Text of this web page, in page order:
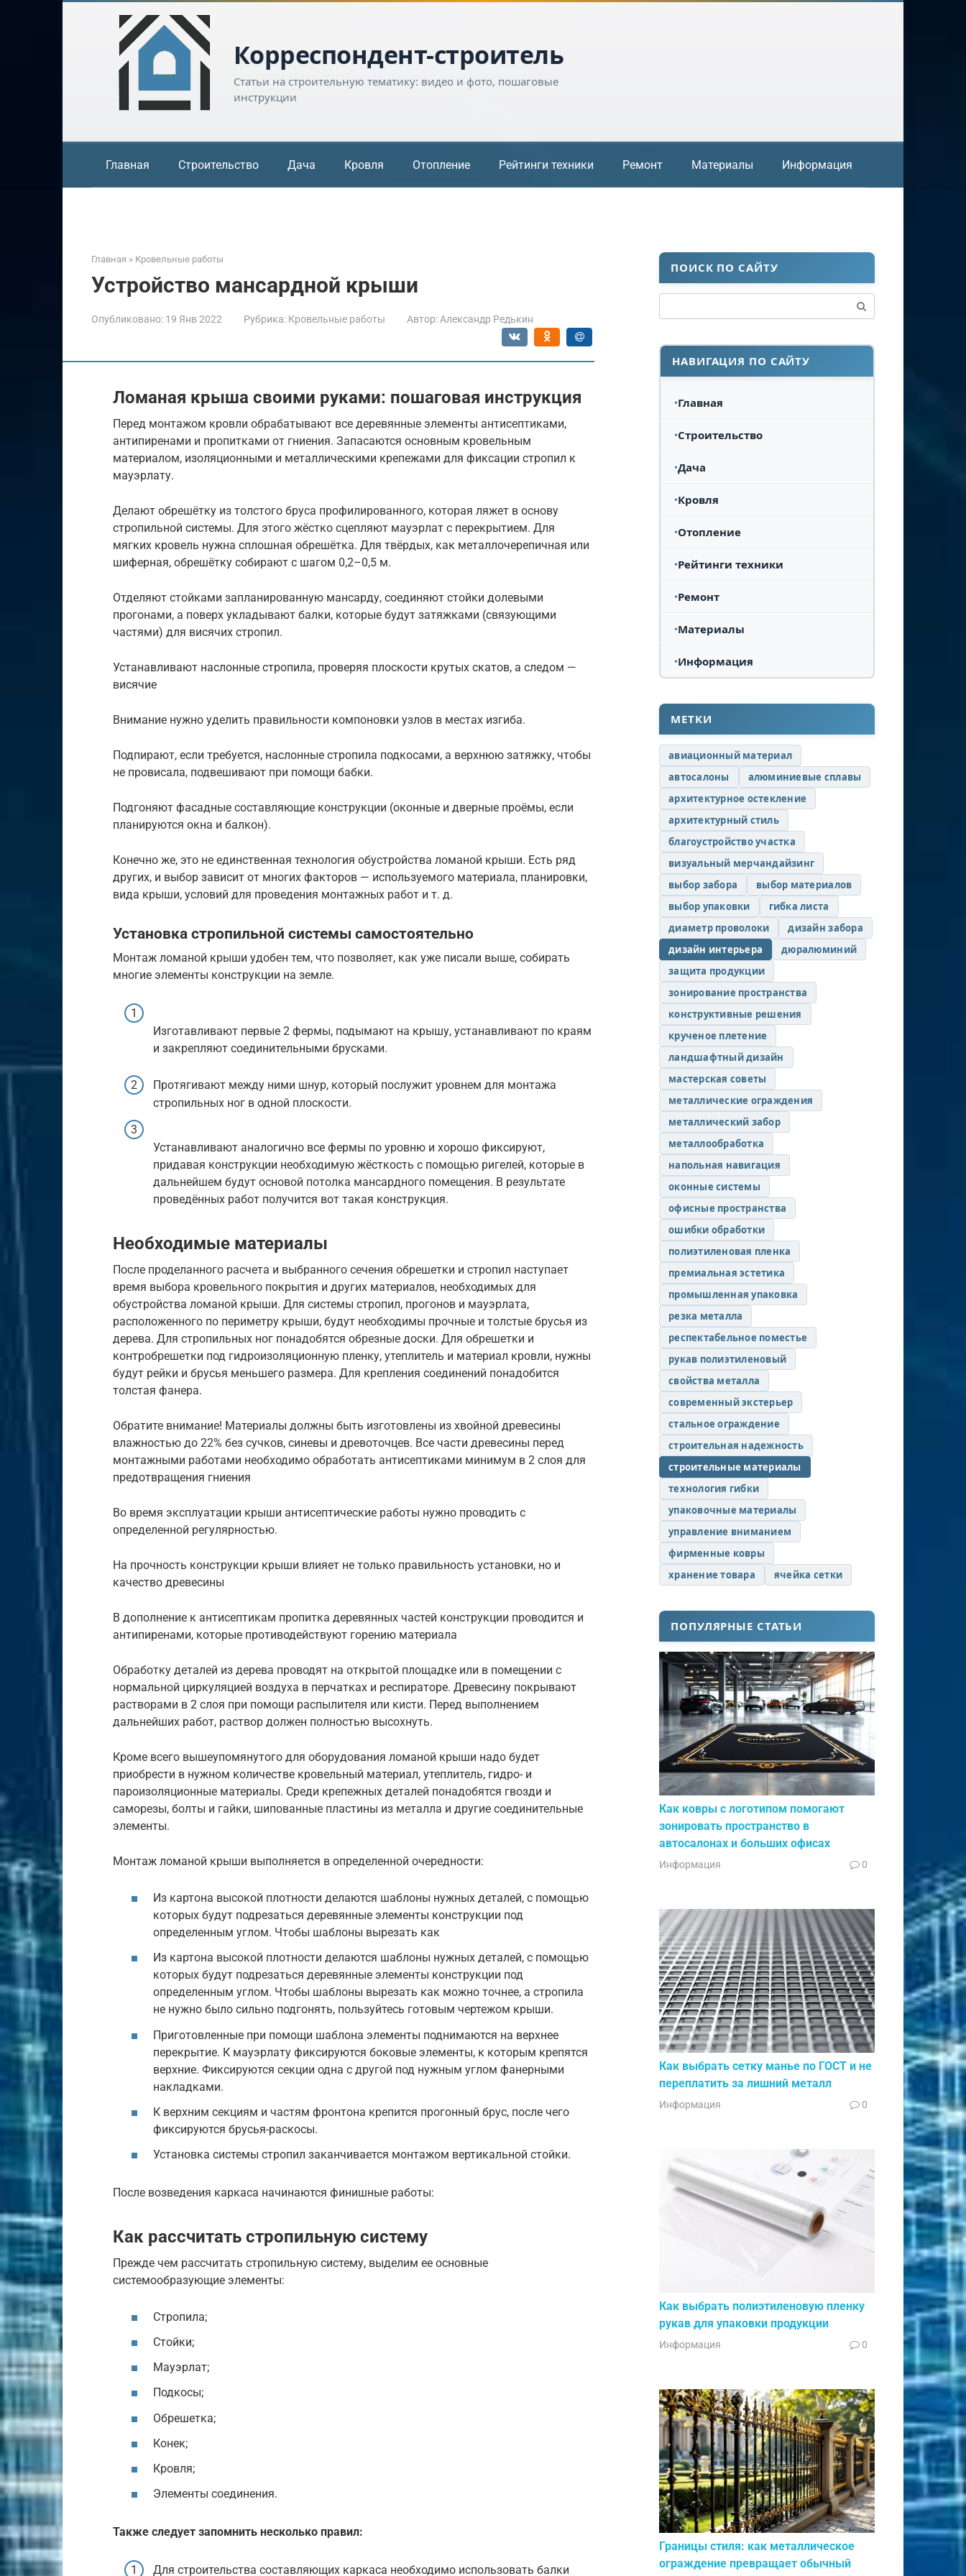
Корреспондент-строитель
Статьи на строительную тематику: видео и фото, пошаговые
инструкции
Главная Строительство Дача Кровля Отопление Рейтинги техники Ремонт Материалы Информация
Главная » Кровельные работы
Устройство мансардной крыши
Опубликовано: 19 Янв 2022 Рубрика: Кровельные работы Автор: Александр Редькин
Ломаная крыша своими руками: пошаговая инструкция
Перед монтажом кровли обрабатывают все деревянные элементы антисептиками,
антипиренами и пропитками от гниения. Запасаются основным кровельным
материалом, изоляционными и металлическими крепежами для фиксации стропил к
мауэрлату.
Делают обрешётку из толстого бруса профилированного, которая ляжет в основу
стропильной системы. Для этого жёстко сцепляют мауэрлат с перекрытием. Для
мягких кровель нужна сплошная обрешётка. Для твёрдых, как металлочерепичная или
шиферная, обрешётку собирают с шагом 0,2–0,5 м.
Отделяют стойками запланированную мансарду, соединяют стойки долевыми
прогонами, а поверх укладывают балки, которые будут затяжками (связующими
частями) для висячих стропил.
Устанавливают наслонные стропила, проверяя плоскости крутых скатов, а следом —
висячие
Внимание нужно уделить правильности компоновки узлов в местах изгиба.
Подпирают, если требуется, наслонные стропила подкосами, а верхнюю затяжку, чтобы
не провисала, подвешивают при помощи бабки.
Подгоняют фасадные составляющие конструкции (оконные и дверные проёмы, если
планируются окна и балкон).
Конечно же, это не единственная технология обустройства ломаной крыши. Есть ряд
других, и выбор зависит от многих факторов — используемого материала, планировки,
вида крыши, условий для проведения монтажных работ и т. д.
Установка стропильной системы самостоятельно
Монтаж ломаной крыши удобен тем, что позволяет, как уже писали выше, собирать
многие элементы конструкции на земле.
Изготавливают первые 2 фермы, подымают на крышу, устанавливают по краям
и закрепляют соединительными брусками.
Протягивают между ними шнур, который послужит уровнем для монтажа
стропильных ног в одной плоскости.
Устанавливают аналогично все фермы по уровню и хорошо фиксируют,
придавая конструкции необходимую жёсткость с помощью ригелей, которые в
дальнейшем будут основой потолка мансардного помещения. В результате
проведённых работ получится вот такая конструкция.
Необходимые материалы
После проделанного расчета и выбранного сечения обрешетки и стропил наступает
время выбора кровельного покрытия и других материалов, необходимых для
обустройства ломаной крыши. Для системы стропил, прогонов и мауэрлата,
расположенного по периметру крыши, будут необходимы прочные и толстые брусья из
дерева. Для стропильных ног понадобятся обрезные доски. Для обрешетки и
контробрешетки под гидроизоляционную пленку, утеплитель и материал кровли, нужны
будут рейки и брусья меньшего размера. Для крепления соединений понадобится
толстая фанера.
Обратите внимание! Материалы должны быть изготовлены из хвойной древесины
влажностью до 22% без сучков, синевы и древоточцев. Все части древесины перед
монтажными работами необходимо обработать антисептиками минимум в 2 слоя для
предотвращения гниения
Во время эксплуатации крыши антисептические работы нужно проводить с
определенной регулярностью.
На прочность конструкции крыши влияет не только правильность установки, но и
качество древесины
В дополнение к антисептикам пропитка деревянных частей конструкции проводится и
антипиренами, которые противодействуют горению материала
Обработку деталей из дерева проводят на открытой площадке или в помещении с
нормальной циркуляцией воздуха в перчатках и респираторе. Древесину покрывают
растворами в 2 слоя при помощи распылителя или кисти. Перед выполнением
дальнейших работ, раствор должен полностью высохнуть.
Кроме всего вышеупомянутого для оборудования ломаной крыши надо будет
приобрести в нужном количестве кровельный материал, утеплитель, гидро- и
пароизоляционные материалы. Среди крепежных деталей понадобятся гвозди и
саморезы, болты и гайки, шипованные пластины из металла и другие соединительные
элементы.
Монтаж ломаной крыши выполняется в определенной очередности:
Из картона высокой плотности делаются шаблоны нужных деталей, с помощью
которых будут подрезаться деревянные элементы конструкции под
определенным углом. Чтобы шаблоны вырезать как
Из картона высокой плотности делаются шаблоны нужных деталей, с помощью
которых будут подрезаться деревянные элементы конструкции под
определенным углом. Чтобы шаблоны вырезать как можно точнее, а стропила
не нужно было сильно подгонять, пользуйтесь готовым чертежом крыши.
Приготовленные при помощи шаблона элементы поднимаются на верхнее
перекрытие. К мауэрлату фиксируются боковые элементы, к которым крепятся
верхние. Фиксируются секции одна с другой под нужным углом фанерными
накладками.
К верхним секциям и частям фронтона крепится прогонный брус, после чего
фиксируются брусья-раскосы.
Установка системы стропил заканчивается монтажом вертикальной стойки.
После возведения каркаса начинаются финишные работы:
Как рассчитать стропильную систему
Прежде чем рассчитать стропильную систему, выделим ее основные
системообразующие элементы:
Стропила;
Стойки;
Мауэрлат;
Подкосы;
Обрешетка;
Конек;
Кровля;
Элементы соединения.
Также следует запомнить несколько правил:
Для строительства составляющих каркаса необходимо использовать балки
ПОИСК ПО САЙТУ
НАВИГАЦИЯ ПО САЙТУ
Главная
Строительство
Дача
Кровля
Отопление
Рейтинги техники
Ремонт
Материалы
Информация
МЕТКИ
авиационный материал
автосалоны
алюминиевые сплавы
архитектурное остекление
архитектурный стиль
благоустройство участка
визуальный мерчандайзинг
выбор забора
выбор материалов
выбор упаковки
гибка листа
диаметр проволоки
дизайн забора
дизайн интерьера
дюралюминий
защита продукции
зонирование пространства
конструктивные решения
крученое плетение
ландшафтный дизайн
мастерская советы
металлические ограждения
металлический забор
металлообработка
напольная навигация
оконные системы
офисные пространства
ошибки обработки
полиэтиленовая пленка
премиальная эстетика
промышленная упаковка
резка металла
респектабельное поместье
рукав полиэтиленовый
свойства металла
современный экстерьер
стальное ограждение
строительная надежность
строительные материалы
технология гибки
упаковочные материалы
управление вниманием
фирменные ковры
хранение товара
ячейка сетки
ПОПУЛЯРНЫЕ СТАТЬИ
Как ковры с логотипом помогают
зонировать пространство в
автосалонах и больших офисах
Информация 0
Как выбрать сетку манье по ГОСТ и не
переплатить за лишний металл
Информация 0
Как выбрать полиэтиленовую пленку
рукав для упаковки продукции
Информация 0
Границы стиля: как металлическое
ограждение превращает обычный